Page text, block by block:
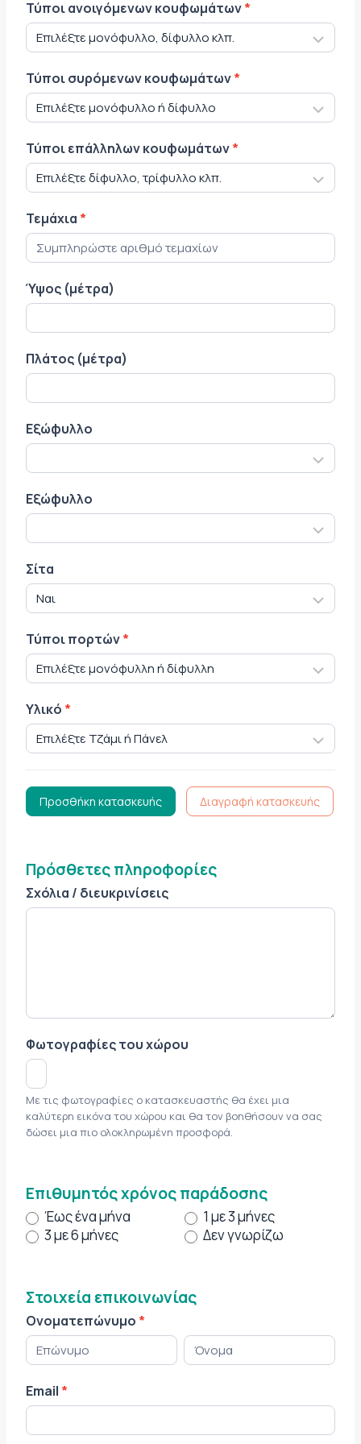
Τύποι ανοιγόμενων κουφωμάτων*
Τύποι συρόμενων κουφωμάτων*
Τύποι επάλληλων κουφωμάτων*
Τεμάχια *
Ύψος (μέτρα)
Πλάτος (μέτρα)
Εξώφυλλο
Εξώφυλλο
Σίτα
Τύποι πορτών*
Υλικό *
Προσθήκη κατασκευής Διαγραφή κατασκευής
Πρόσθετες πληροφορίες
Σχόλια / διευκρινίσεις
Φωτογραφίες του χώρου
Με τις φωτογραφίες ο κατασκευαστής θα έχει μια
καλύτερη εικόνα του χώρου και θα τον βοηθήσουν να σας
δώσει μια πιο ολοκληρωμένη προσφορά.
Επιθυμητός χρόνος παράδοσης
Έως ένα μήνα
1 με 3 μήνες
3 με 6 μήνες
Δεν γνωρίζω
Στοιχεία επικοινωνίας
Ονοματεπώνυμο *
Ο
ν
μ
α
τ
Ο
ν
τ
Email *